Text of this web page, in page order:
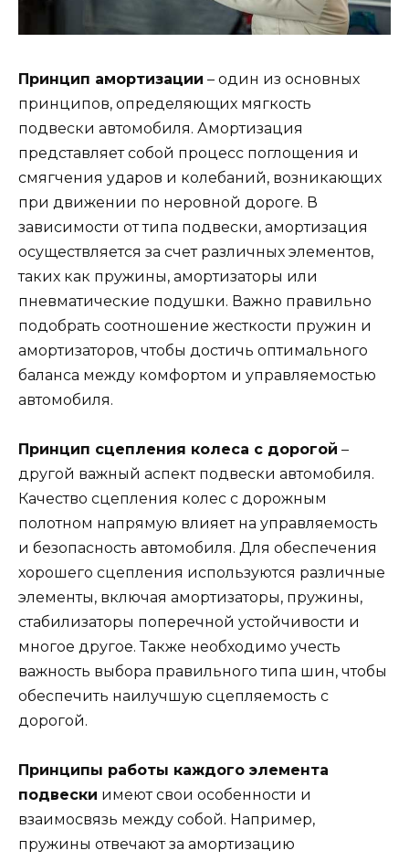
Принцип амортизации – один из основных
принципов, определяющих мягкость
подвески автомобиля. Амортизация
представляет собой процесс поглощения и
смягчения ударов и колебаний, возникающих
при движении по неровной дороге. В
зависимости от типа подвески, амортизация
осуществляется за счет различных элементов,
таких как пружины, амортизаторы или
пневматические подушки. Важно правильно
подобрать соотношение жесткости пружин и
амортизаторов, чтобы достичь оптимального
баланса между комфортом и управляемостью
автомобиля.
Принцип сцепления колеса с дорогой –
другой важный аспект подвески автомобиля.
Качество сцепления колес с дорожным
полотном напрямую влияет на управляемость
и безопасность автомобиля. Для обеспечения
хорошего сцепления используются различные
элементы, включая амортизаторы, пружины,
стабилизаторы поперечной устойчивости и
многое другое. Также необходимо учесть
важность выбора правильного типа шин, чтобы
обеспечить наилучшую сцепляемость с
дорогой.
Принципы работы каждого элемента
подвески имеют свои особенности и
взаимосвязь между собой. Например,
пружины отвечают за амортизацию